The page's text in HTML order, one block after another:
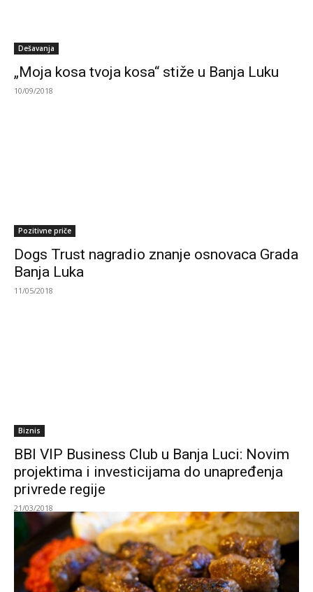
Dešavanja
„Moja kosa tvoja kosa“ stiže u Banja Luku
10/09/2018
Pozitivne priče
Dogs Trust nagradio znanje osnovaca Grada
Banja Luka
11/05/2018
Biznis
BBI VIP Business Club u Banja Luci: Novim
projektima i investicijama do unapređenja
privrede regije
21/03/2018